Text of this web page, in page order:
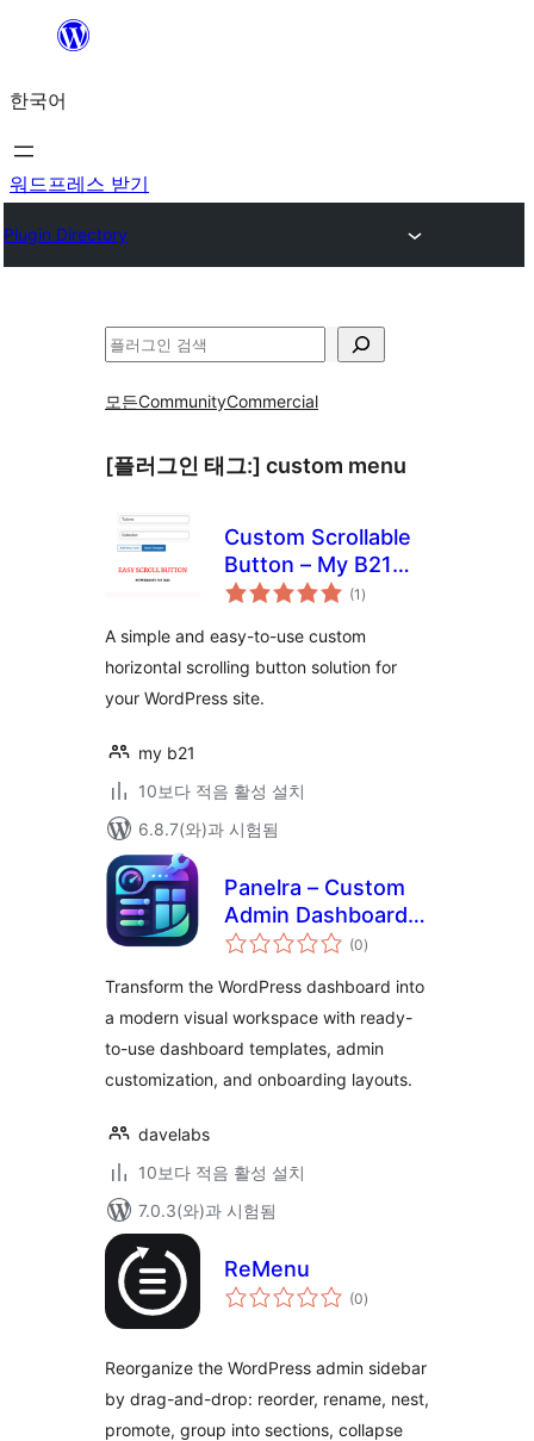
츠
로
바
가
한국어
워드프레스 받기
Plugin Directory
검
모든CommunityCommercial
[플러그인 태그:] custom menu
Custom Scrollable
Button – My B21
Cards
(1 전
체
점
)
A simple and easy-to-use custom
horizontal scrolling button solution for
your WordPress site.
my b21
10보다 적음 활성 설치
6.8.7(와)과 시험됨
Panelra – Custom
Admin Dashboard
Builder
(0전
체
점
)
Transform the WordPress dashboard into
a modern visual workspace with ready-
to-use dashboard templates, admin
customization, and onboarding layouts.
davelabs
10보다 적음 활성 설치
7.0.3(와)과 시험됨
ReMenu
(0전
체)
Reorganize the WordPress admin sidebar
by drag-and-drop: reorder, rename, nest,
promote, group into sections, collapse